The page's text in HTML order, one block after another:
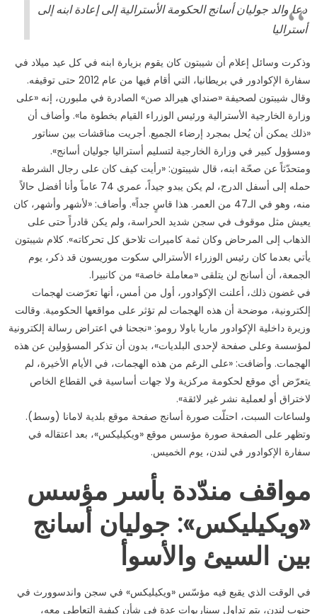
دعا والد جوليان أسانج الحكومة الأسترالية إلى إعادة ابنه إلى
أستراليا
وذكرت وسائل إعلام أن شيبتون كان يقوم بزيارة ابنه في كل عيد ميلاد في
سفارة الإكوادور في بريطانيا، التي أقام فيها من عام 2012 حتى توقيفه.
وقال شيبتون لصحيفة «صنداي هيرالد صن» الصادرة في ملبورن، إنه «على
وزارة الخارجية الأسترالية ورئيس الوزراء القيام بخطوة ما». وأضاف أن
«ذلك يمكن أن يُحل بمجرد إرضاء الجميع. أجريت مناقشات بين سناتور
ومسؤول كبير في وزارة الخارجية لتسليم أستراليا جوليان أسانج».
ومتحدّثاً عن صحّة ابنه، قال شيبتون: «رأيت كيف كان على رجال الشرطة
حمله إلى أسفل الدرج، لم يكن يبدو جيداً، عمري 74 عاماً وأنا أفضل حالاً
منه، وهو في الـ47 من العمر. هذا قاسٍ جداً». وأضاف: «لأشهر وأشهر، كان
يعيش مثل موقوف في سجن شديد الحراسة، ولم يكن قادراً حتى على
الذهاب إلى المرحاض وكان ثمة كاميرات تلاحق كل تحركاته». كلام شيبتون
يأتي بعدما كان رئيس الوزراء الأسترالي سكوت موريسون قد ذكر، يوم
الجمعة، أن أسانج لن يتلقى «معاملة خاصة» من كانبيرا.
في غضون ذلك، أعلنت الإكوادور، أول من أمس، أنها تعرّضت لهجمات
إلكترونية، موضحة أن هذه الهجمات لم تؤثر على مواقعها الحكومية. وقالت
وزيرة داخلية الإكوادور ماريا باولا رومو: «نجحنا في اعتراض رسالة إلكترونية
لمؤسسة وعلى صفحة لإحدى البلديات»، بدون أن تذكر المسؤولين عن هذه
الهجمات. وأضافت: «على الرغم من هذه الهجمات، في الأيام الأخيرة، لم
يتعرّض أي موقع لحكومة مركزية ولا جهات أساسية في القطاع الخاص
لاختراق أو لعملية نشر غير لائقة».
ولساعات السبت، احتلّت صورة أسانج صفحة موقع بلدية لامانا (وسط).
وتظهر على الصفحة صورة مؤسس موقع «ويكيليكس»، بعد اعتقاله في
سفارة الإكوادور في لندن، يوم الخميس.
مواقف مندّدة بأسر مؤسس
«ويكيليكس»: جوليان أسانج
بين السيئ والأسوأ
في الوقت الذي يقبع فيه مؤسّس «ويكيليكس» في سجن واندسوورث في
جنوب لندن، يتم تداول سيناريوات عدة في شأن كيفية التعاطي معه،